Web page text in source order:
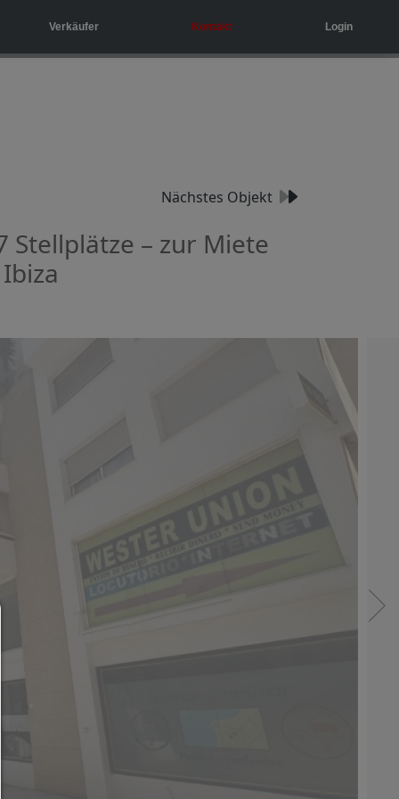
Verkäufer Kontakt Login
Nächstes Objekt
Stellplätze – zur Miete